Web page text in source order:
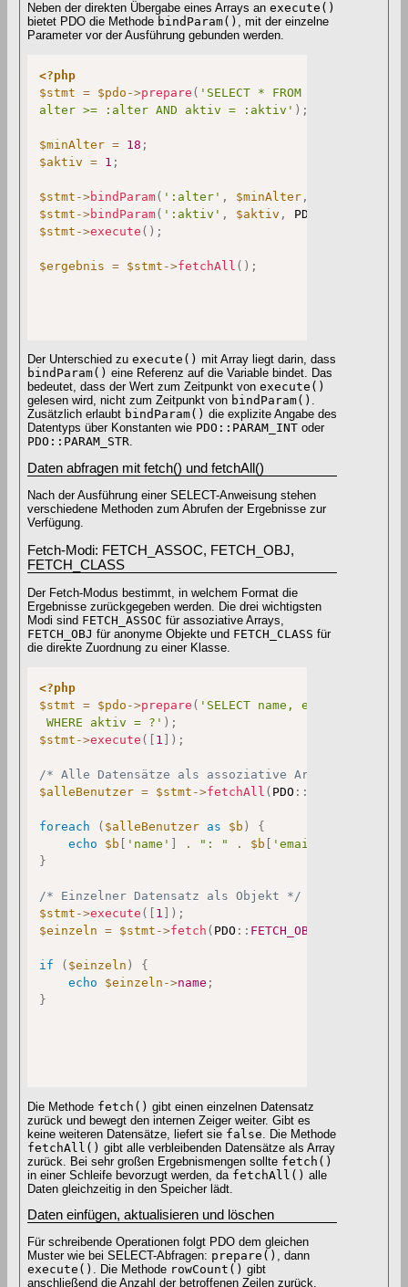
Neben der direkten Übergabe eines Arrays an execute()
bietet PDO die Methode bindParam() , mit der einzelne
Parameter vor der Ausführung gebunden werden.
<?php
$stmt
= $pdo ->prepare ( 'SELECT * FROM benutzer
alter >= :alter AND aktiv = :aktiv' ) ;
$minAlter = 18 ;
$aktiv
= 1 ;
$stmt ->bindParam( ':alter' , $minAlter ,
$stmt ->bindParam( ':aktiv' , $aktiv , PDO
$stmt ->execute ( ) ;
$ergebnis = $stmt ->fetchAll ( ) ;
Der Unterschied zu execute() mit Array liegt darin, dass
bindParam() eine Referenz auf die Variable bindet. Das
bedeutet, dass der Wert zum Zeitpunkt von execute()
gelesen wird, nicht zum Zeitpunkt von bindParam() .
Zusätzlich erlaubt bindParam() die explizite Angabe des
Datentyps über Konstanten wie PDO::PARAM_INT oder
PDO::PARAM_STR.
Daten abfragen mit fetch() und fetchAll()
Nach der Ausführung einer SELECT-Anweisung stehen
verschiedene Methoden zum Abrufen der Ergebnisse zur
Verfügung.
Fetch-Modi: FETCH_ASSOC, FETCH_OBJ,
FETCH_CLASS
Der Fetch-Modus bestimmt, in welchem Format die
Ergebnisse zurückgegeben werden. Die drei wichtigsten
Modi sind FETCH_ASSOC für assoziative Arrays,
FETCH_OBJ für anonyme Objekte und FETCH_CLASS für
die direkte Zuordnung zu einer Klasse.
<?php
$stmt
= $pdo ->prepare ( 'SELECT name, email FROM
WHERE aktiv = ?' ) ;
$stmt ->execute ( 1 ) ;
/* Alle Datensätze als assoziative Arrays */
$alleBenutzer = $stmt ->fetchAll ( PDO ::
foreach ( $alleBenutzer as $b )
{
echo
$b 'name' . ": " . $b 'email'
}
/* Einzelner Datensatz als Objekt */
$stmt ->execute ( 1 ) ;
$einzeln
= $stmt ->fetch ( PDO :: FETCH_OBJ
if ( $einzeln )
{
echo
$einzeln ->name ;
}
Die Methode fetch() gibt einen einzelnen Datensatz
zurück und bewegt den internen Zeiger weiter. Gibt es
keine weiteren Datensätze, liefert sie false . Die Methode
fetchAll() gibt alle verbleibenden Datensätze als Array
zurück. Bei sehr großen Ergebnismengen sollte fetch()
in einer Schleife bevorzugt werden, da fetchAll() alle
Daten gleichzeitig in den Speicher lädt.
Daten einfügen, aktualisieren und löschen
Für schreibende Operationen folgt PDO dem gleichen
Muster wie bei SELECT-Abfragen: prepare() , dann
execute() . Die Methode rowCount() gibt
anschließend die Anzahl der betroffenen Zeilen zurück.